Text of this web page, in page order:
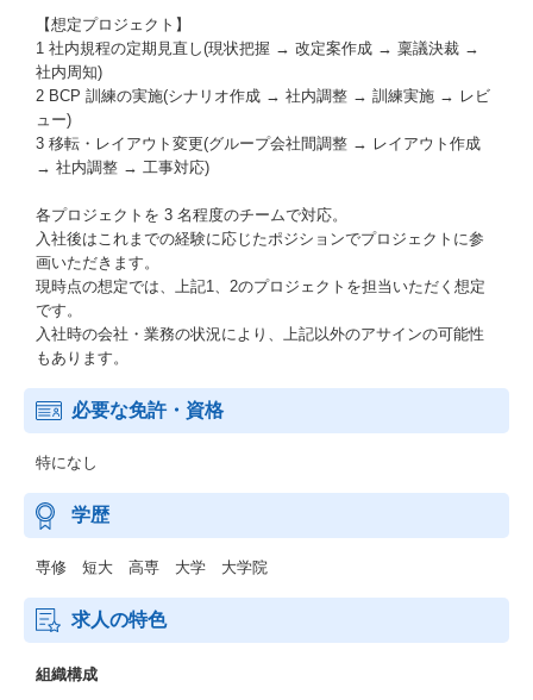
【想定プロジェクト】
1 社内規程の定期見直し(現状把握 → 改定案作成 → 稟議決裁 →
社内周知)
2 BCP 訓練の実施(シナリオ作成 → 社内調整 → 訓練実施 → レビ
ュー)
3 移転・レイアウト変更(グループ会社間調整 → レイアウト作成
→ 社内調整 → 工事対応)
各プロジェクトを 3 名程度のチームで対応。
入社後はこれまでの経験に応じたポジションでプロジェクトに参
画いただきます。
現時点の想定では、上記1、2のプロジェクトを担当いただく想定
です。
入社時の会社・業務の状況により、上記以外のアサインの可能性
もあります。
必要な免許・資格
特になし
学歴
専修 短大 高専 大学 大学院
求人の特色
組織構成